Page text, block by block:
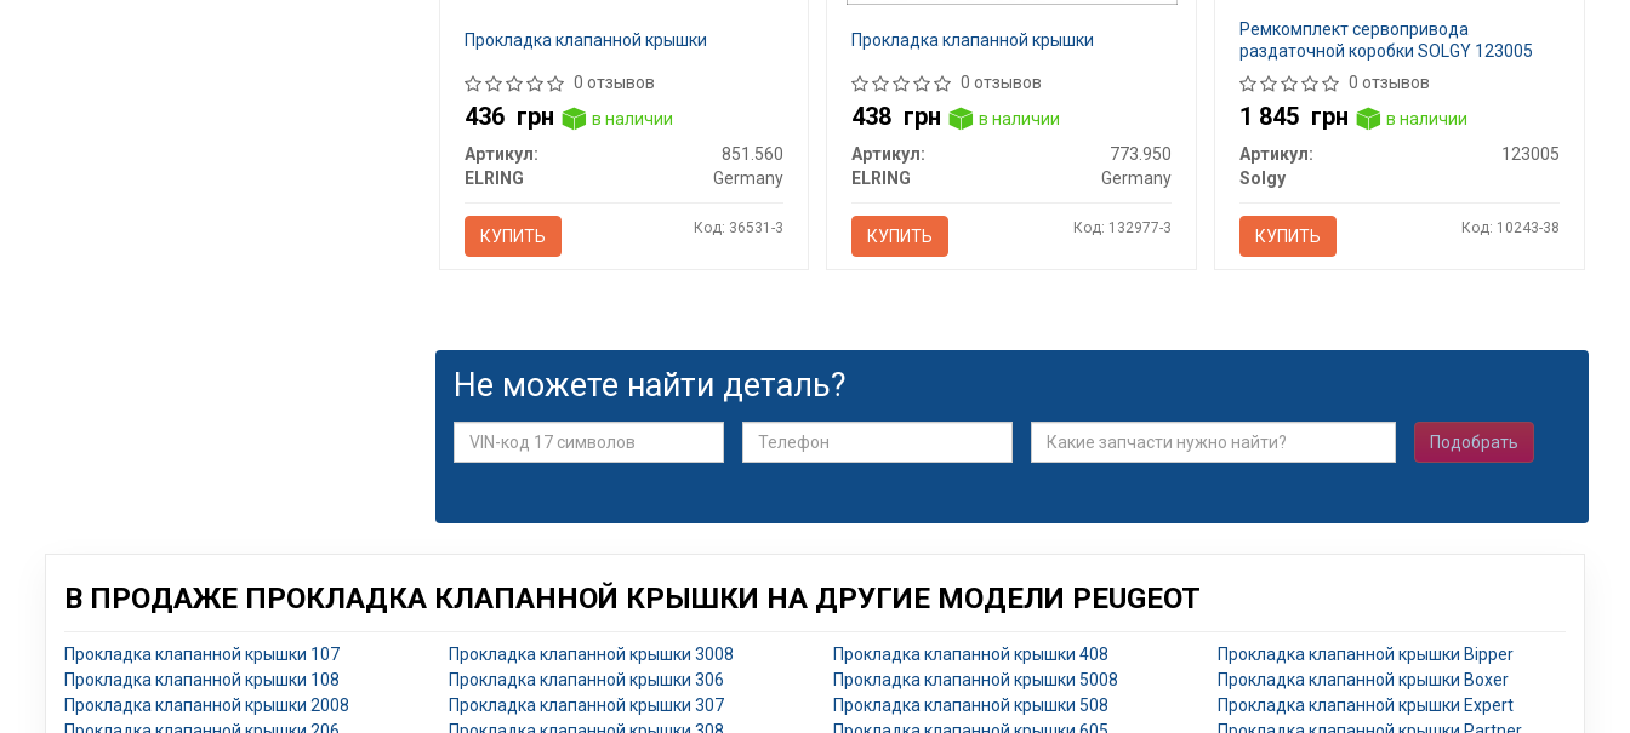
Прокладка клапанной крышки
0 отзывов
436 грн
в наличии
Артикул:
851.560
ELRING
Germany
КУПИТЬ Код: 36531-3
Прокладка клапанной крышки
0 отзывов
438 грн
в наличии
Артикул:
773.950
ELRING
Germany
КУПИТЬ Код: 132977-3
Ремкомплект сервопривода
раздаточной коробки SOLGY 123005
0 отзывов
1 845 грн
в наличии
Артикул:
123005
Solgy
КУПИТЬ Код: 10243-38
Не можете найти деталь?
Подобрать
В ПРОДАЖЕ ПРОКЛАДКА КЛАПАННОЙ КРЫШКИ НА ДРУГИЕ МОДЕЛИ PEUGEOT
Прокладка клапанной крышки 107
Прокладка клапанной крышки 108
Прокладка клапанной крышки 2008
Прокладка клапанной крышки 3008
Прокладка клапанной крышки 306
Прокладка клапанной крышки 307
Прокладка клапанной крышки 408
Прокладка клапанной крышки 5008
Прокладка клапанной крышки 508
Прокладка клапанной крышки Bipper
Прокладка клапанной крышки Boxer
Прокладка клапанной крышки Expert